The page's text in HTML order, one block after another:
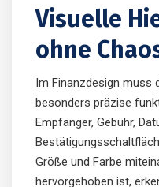
Visuelle
ohne
Im Finanzdesign muss
besonders präzise
Empfänger, Gebühr,
Größe und Farbe
hervorgehoben ist,